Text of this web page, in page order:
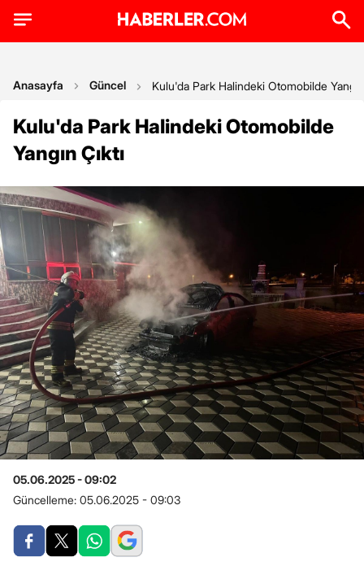
Anasayfa Güncel Kulu'da Park Halindeki Otomobilde Yangın
Kulu'da Park Halindeki Otomobilde
Yangın Çıktı
05.06.2025 - 09:02
Güncelleme: 05.06.2025 - 09:03